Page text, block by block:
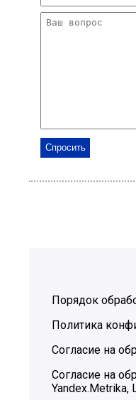
Порядок
Политика
Согласие на
Согласие на
Yandex.Metrika,